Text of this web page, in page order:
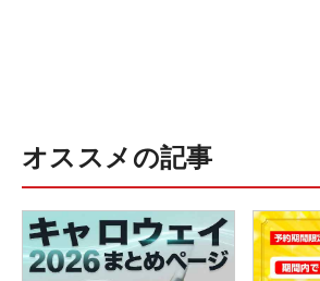
オススメの記事